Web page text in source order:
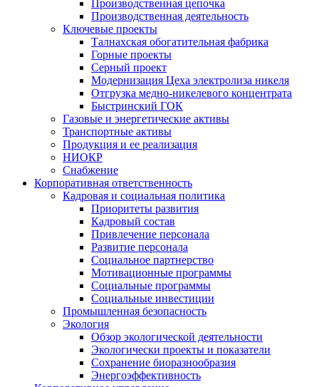
Производственная цепочка
Производственная деятельность
Ключевые проекты
Талнахская обогатительная фабрика
Горные проекты
Серный проект
Модернизация Цеха электролиза никеля
Отгрузка медно-никелевого концентрата
Быстринский ГОК
Газовые и энергетические активы
Транспортные активы
Продукция и ее реализация
НИОКР
Снабжение
Корпоративная ответственность
Кадровая и социальная политика
Приоритеты развития
Кадровый состав
Привлечение персонала
Развитие персонала
Социальное партнерство
Мотивационные программы
Социальные программы
Социальные инвестиции
Промышленная безопасность
Экология
Обзор экологической деятельности
Экологически проекты и показатели
Сохранение биоразнообразия
Энергоэффективность